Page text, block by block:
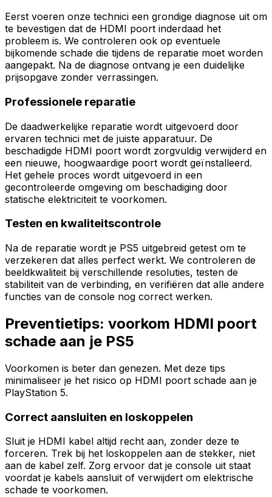
Eerst voeren onze technici een grondige diagnose uit om
te bevestigen dat de HDMI poort inderdaad het
probleem is. We controleren ook op eventuele
bijkomende schade die tijdens de reparatie moet worden
aangepakt. Na de diagnose ontvang je een duidelijke
prijsopgave zonder verrassingen.
Professionele reparatie
De daadwerkelijke reparatie wordt uitgevoerd door
ervaren technici met de juiste apparatuur. De
beschadigde HDMI poort wordt zorgvuldig verwijderd en
een nieuwe, hoogwaardige poort wordt geïnstalleerd.
Het gehele proces wordt uitgevoerd in een
gecontroleerde omgeving om beschadiging door
statische elektriciteit te voorkomen.
Testen en kwaliteitscontrole
Na de reparatie wordt je PS5 uitgebreid getest om te
verzekeren dat alles perfect werkt. We controleren de
beeldkwaliteit bij verschillende resoluties, testen de
stabiliteit van de verbinding, en verifiëren dat alle andere
functies van de console nog correct werken.
Preventietips: voorkom HDMI poort
schade aan je PS5
Voorkomen is beter dan genezen. Met deze tips
minimaliseer je het risico op HDMI poort schade aan je
PlayStation 5.
Correct aansluiten en loskoppelen
Sluit je HDMI kabel altijd recht aan, zonder deze te
forceren. Trek bij het loskoppelen aan de stekker, niet
aan de kabel zelf. Zorg ervoor dat je console uit staat
voordat je kabels aansluit of verwijdert om elektrische
schade te voorkomen.